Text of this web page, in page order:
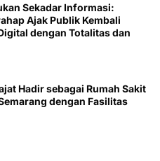
Sekadar Informasi:
Ajak Publik Kembali
dengan Totalitas dan
Hadir sebagai Rumah Sakit
dengan Fasilitas